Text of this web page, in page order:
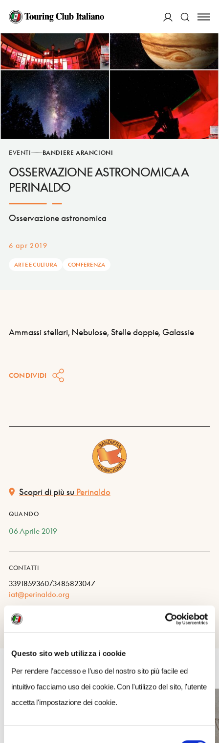
Questo sito web utilizza i cookie
Per rendere l’accesso e l’uso del nostro sito più facile ed
intuitivo facciamo uso dei cookie. Con l'utilizzo del sito, l'utente
accetta l'impostazione dei cookie.
Cerca
EVENTI BANDIERE ARANCIONI
OSSERVAZIONE ASTRONOMICA A
PERINALDO
Osservazione astronomica
6 apr 2019
ARTE E CULTURA CONFERENZA
Ammassi stellari, Nebulose, Stelle doppie, Galassie
CONDIVIDI
Scopri di più su Perinaldo
QUANDO
06 Aprile 2019
CONTATTI
3391859360/3485823047
iat@perinaldo.org
EVENTI